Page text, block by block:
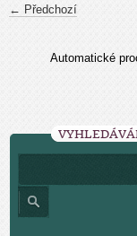
← Předchozí
Automatické